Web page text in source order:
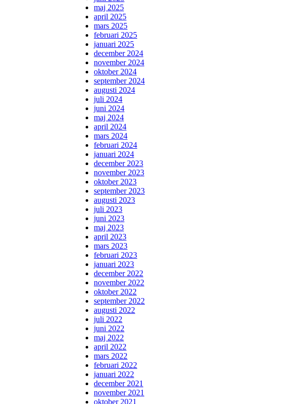
maj 2025
april 2025
mars 2025
februari 2025
januari 2025
december 2024
november 2024
oktober 2024
september 2024
augusti 2024
juli 2024
juni 2024
maj 2024
april 2024
mars 2024
februari 2024
januari 2024
december 2023
november 2023
oktober 2023
september 2023
augusti 2023
juli 2023
juni 2023
maj 2023
april 2023
mars 2023
februari 2023
januari 2023
december 2022
november 2022
oktober 2022
september 2022
augusti 2022
juli 2022
juni 2022
maj 2022
april 2022
mars 2022
februari 2022
januari 2022
december 2021
november 2021
oktober 2021